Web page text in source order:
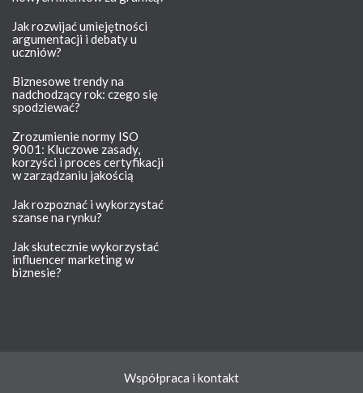
Jak rozwijać umiejętności
argumentacji i debaty u
uczniów?
Biznesowe trendy na
nadchodzący rok: czego się
spodziewać?
Zrozumienie normy ISO
9001: Kluczowe zasady,
korzyści i proces certyfikacji
w zarządzaniu jakością
Jak rozpoznać i wykorzystać
szanse na rynku?
Jak skutecznie wykorzystać
influencer marketing w
biznesie?
Współpraca i kontakt